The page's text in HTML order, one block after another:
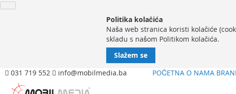
Politika kolačića
Naša web stranica koristi kolačiće
skladu s našom Politikom kolačića.
Slažem se
031 719 552
info@mobilmedia.ba POČETNA O NAMA